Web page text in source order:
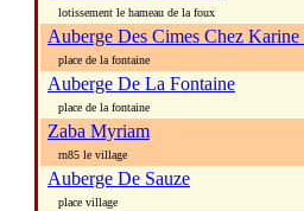
lotissement le hameau de la foux
Auberge Des Cimes Chez Karine
place de la fontaine
Auberge De La Fontaine
place de la fontaine
Zaba Myriam
rn85 le village
Auberge De Sauze
place village